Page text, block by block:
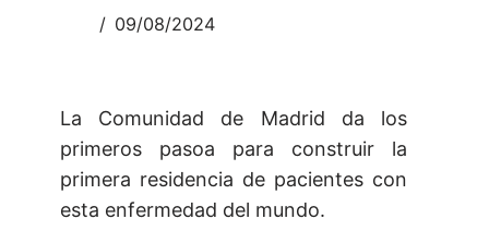
09/08/2024
La Comunidad de Madrid da los
primeros pasoa para construir la
primera residencia de pacientes con
esta enfermedad del mundo.